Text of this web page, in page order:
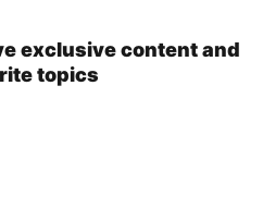
exclusive content and
topics